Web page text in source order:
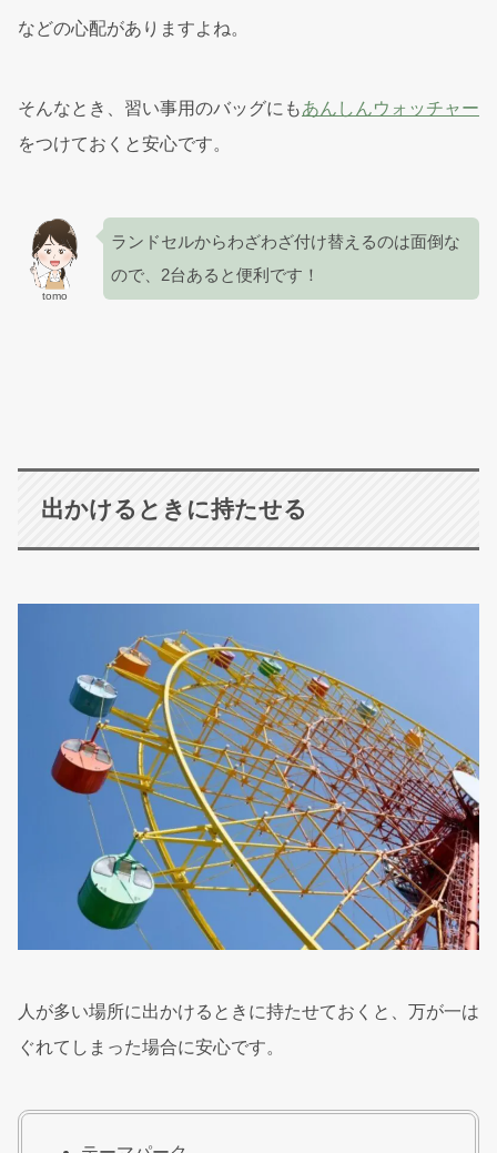
などの心配がありますよね。
そんなとき、習い事用のバッグにもあんしんウォッチャー
をつけておくと安心です。
tomo
ランドセルからわざわざ付け替えるのは面倒な
ので、2台あると便利です！
出かけるときに持たせる
人が多い場所に出かけるときに持たせておくと、万が一は
ぐれてしまった場合に安心です。